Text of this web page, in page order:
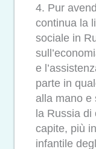
4. Pur
continua la
sociale in
e
parte in
alla mano e
la Russia di
capite, più
infantile